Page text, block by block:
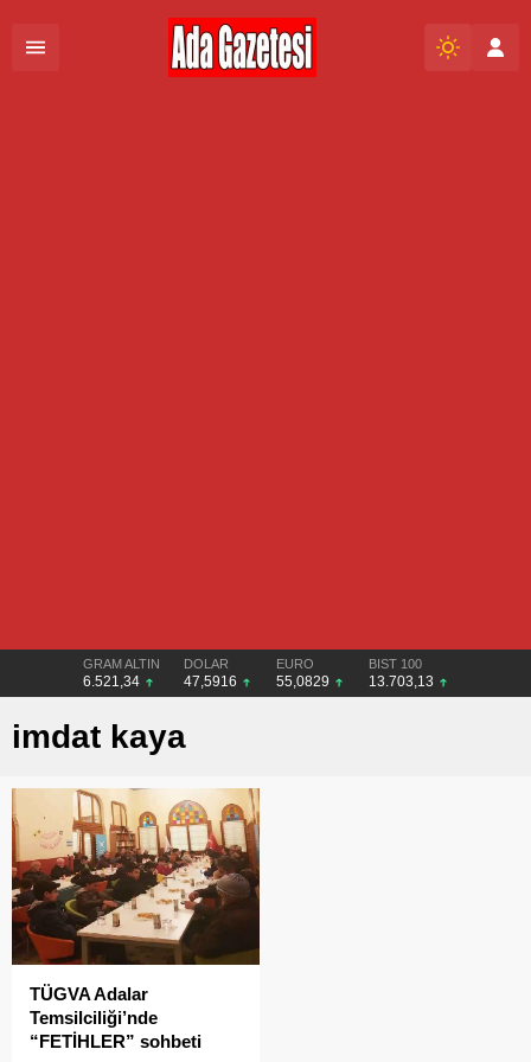
GRAM ALTIN
6.521,34
DOLAR
47,5916
EURO
55,0829
BIST 100
13.703,13
imdat kaya
TÜGVA Adalar
Temsilciliği’nde
“FETİHLER” sohbeti